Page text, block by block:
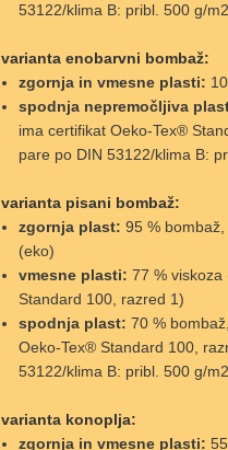
53122/klima B: pribl. 500 g/
varianta enobarvni bombaž:
zgornja in vmesne plasti:
spodnja nepremočljiva
ima certifikat Oeko-Tex®
pare po DIN 53122/klima B:
varianta pisani bombaž:
zgornja plast: 95 %
(eko)
vmesne plasti: 77 %
Standard 100, razred 1)
spodnja plast: 70 %
Oeko-Tex® Standard 100,
53122/klima B: pribl. 500 g/
varianta konoplja:
zgornja in vmesne plasti: